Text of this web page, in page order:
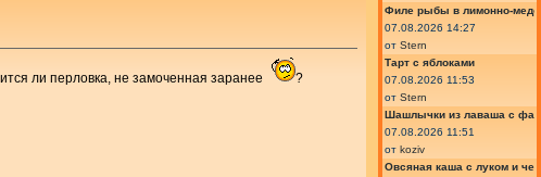
ли перловка, не замоченная заранее ?
Филе рыбы в лимонно-
07.08.2026 14:27
от Stern
Тарт с яблоками
07.08.2026 11:53
от Stern
Шашлычки из лаваша с
07.08.2026 11:51
от koziv
Овсяная каша с луком и